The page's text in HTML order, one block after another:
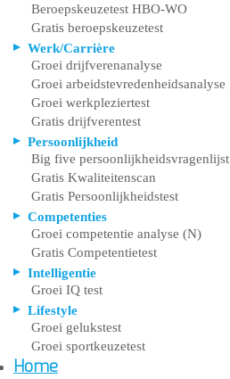
Beroepskeuzetest HBO-WO
Gratis beroepskeuzetest
Werk/Carrière
Groei drijfverenanalyse
Groei arbeidstevredenheidsanalyse
Groei werkpleziertest
Gratis drijfverentest
Persoonlijkheid
Big five persoonlijkheidsvragenlijst
Gratis Kwaliteitenscan
Gratis Persoonlijkheidstest
Competenties
Groei competentie analyse (N)
Gratis Competentietest
Intelligentie
Groei IQ test
Lifestyle
Groei gelukstest
Groei sportkeuzetest
Home